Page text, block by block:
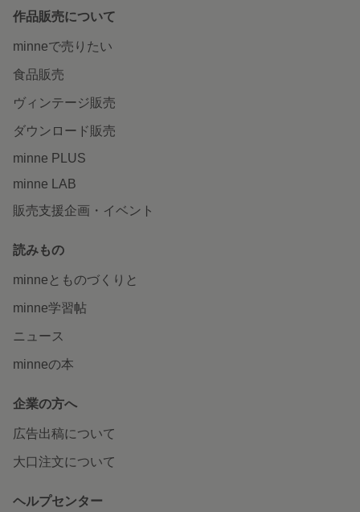
作品販売について
minneで売りたい
食品販売
ヴィンテージ販売
ダウンロード販売
minne PLUS
minne LAB
販売支援企画・イベント
読みもの
minneとものづくりと
minne学習帖
ニュース
minneの本
企業の方へ
広告出稿について
大口注文について
ヘルプセンター